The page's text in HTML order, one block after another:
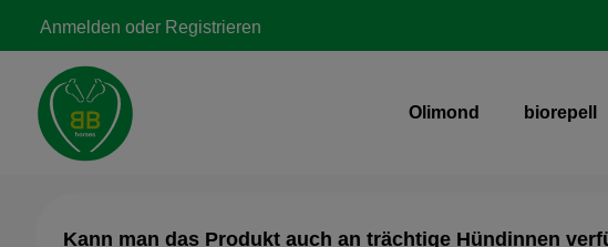
Hauptnavigation springen
Anmelden oder Registrieren
Olimond biorepell
Kann man das Produkt auch an trächtige Hündinnen